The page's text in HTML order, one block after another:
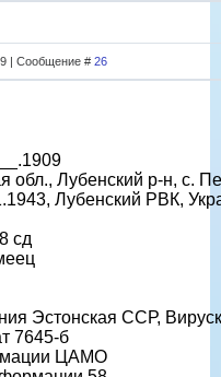
| Сообщение # 26
обл., Лубенский р-н, с.
Лубенский РВК,
сд
Эстонская ССР,
7645-б
ЦАМО